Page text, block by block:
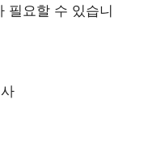
필요할 수 있습니